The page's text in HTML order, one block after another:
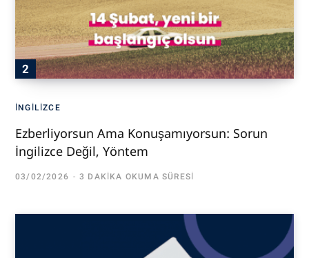
İNGILIZCE
Ezberliyorsun Ama Konuşamıyorsun: Sorun
İngilizce Değil, Yöntem
03/02/2026 3 DAKIKA OKUMA SÜRESI